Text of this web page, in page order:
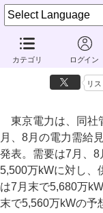
カテゴリ ログイン
東京電力、供
～火力発電所
リス
東京電力は、同社
月、8月の電力需給
発表。需要は7月、8
5,500万kWに対し、
は7月末で5,680万
末で5,560万kWの予